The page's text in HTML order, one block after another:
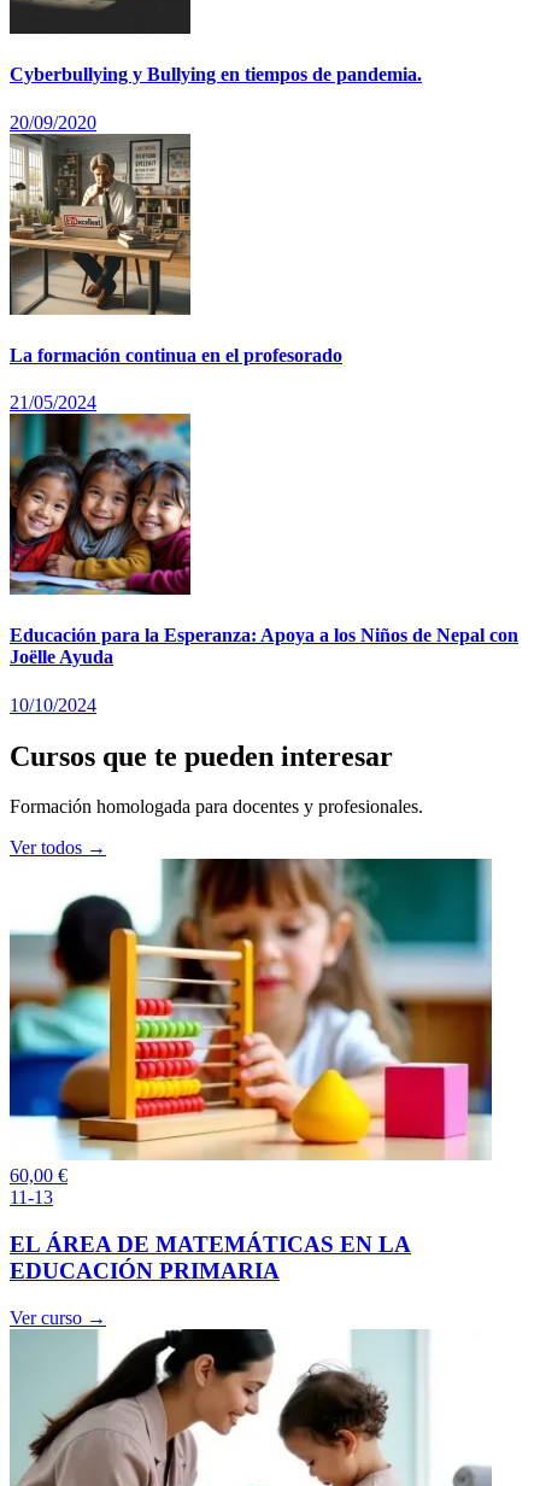
Cyberbullying y Bullying en tiempos de pandemia.
20/09/2020
La formación continua en el profesorado
21/05/2024
Educación para la Esperanza: Apoya a los Niños de Nepal con
Joëlle Ayuda
10/10/2024
Cursos que te pueden interesar
Formación homologada para docentes y profesionales.
Ver todos →
60,00 €
11-13
EL ÁREA DE MATEMÁTICAS EN LA
EDUCACIÓN PRIMARIA
Ver curso →